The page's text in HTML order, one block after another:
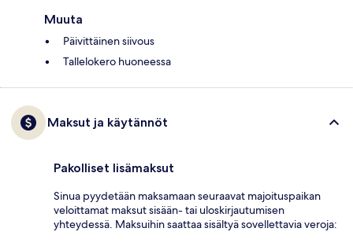
Muuta
Päivittäinen siivous
Tallelokero huoneessa
Maksut ja käytännöt
Pakolliset lisämaksut
Sinua pyydetään maksamaan seuraavat majoituspaikan
veloittamat maksut sisään- tai uloskirjautumisen
yhteydessä. Maksuihin saattaa sisältyä sovellettavia veroja: